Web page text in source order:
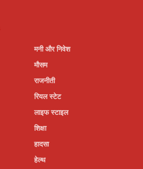
मनी और निवेश
मौसम
राजनीती
रियल स्टेट
लाइफ स्टाइल
शिक्षा
हादसा
हेल्थ